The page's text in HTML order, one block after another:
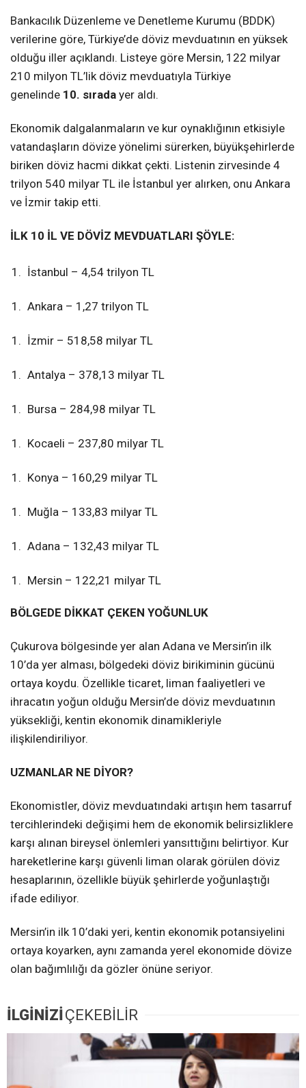
Bankacılık Düzenleme ve Denetleme Kurumu (BDDK)
verilerine göre, Türkiye’de döviz mevduatının en yüksek
olduğu iller açıklandı. Listeye göre Mersin, 122 milyar
210 milyon TL’lik döviz mevduatıyla Türkiye
genelinde 10. sırada yer aldı.
Ekonomik dalgalanmaların ve kur oynaklığının etkisiyle
vatandaşların dövize yönelimi sürerken, büyükşehirlerde
biriken döviz hacmi dikkat çekti. Listenin zirvesinde 4
trilyon 540 milyar TL ile İstanbul yer alırken, onu Ankara
ve İzmir takip etti.
İLK 10 İL VE DÖVİZ MEVDUATLARI ŞÖYLE:
İstanbul – 4,54 trilyon TL
Ankara – 1,27 trilyon TL
İzmir – 518,58 milyar TL
Antalya – 378,13 milyar TL
Bursa – 284,98 milyar TL
Kocaeli – 237,80 milyar TL
Konya – 160,29 milyar TL
Muğla – 133,83 milyar TL
Adana – 132,43 milyar TL
Mersin – 122,21 milyar TL
BÖLGEDE DİKKAT ÇEKEN YOĞUNLUK
Çukurova bölgesinde yer alan Adana ve Mersin’in ilk
10’da yer alması, bölgedeki döviz birikiminin gücünü
ortaya koydu. Özellikle ticaret, liman faaliyetleri ve
ihracatın yoğun olduğu Mersin’de döviz mevduatının
yüksekliği, kentin ekonomik dinamikleriyle
ilişkilendiriliyor.
UZMANLAR NE DİYOR?
Ekonomistler, döviz mevduatındaki artışın hem tasarruf
tercihlerindeki değişimi hem de ekonomik belirsizliklere
karşı alınan bireysel önlemleri yansıttığını belirtiyor. Kur
hareketlerine karşı güvenli liman olarak görülen döviz
hesaplarının, özellikle büyük şehirlerde yoğunlaştığı
ifade ediliyor.
Mersin’in ilk 10’daki yeri, kentin ekonomik potansiyelini
ortaya koyarken, aynı zamanda yerel ekonomide dövize
olan bağımlılığı da gözler önüne seriyor.
İLGİNİZİÇEKEBİLİR